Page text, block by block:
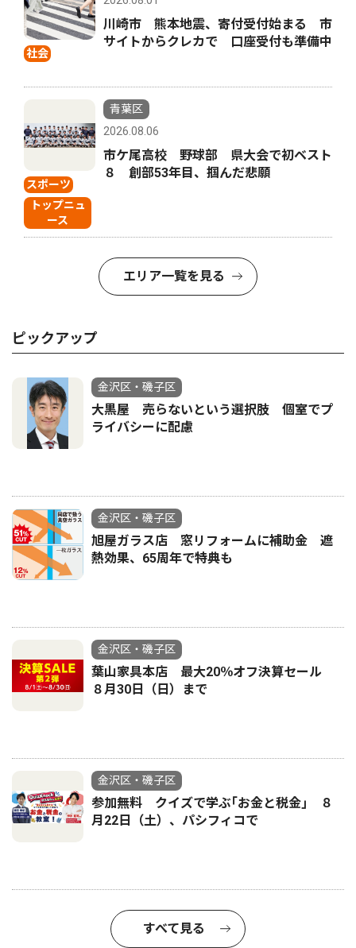
社会
川崎市 熊本地震、寄付受付始まる 市
サイトからクレカで 口座受付も準備中
スポーツ
トップニュ
ース
青葉区
2026.08.06
市ケ尾高校 野球部 県大会で初ベスト
８ 創部53年目、掴んだ悲願
エリア一覧を見る
ピックアップ
金沢区・磯子区
大黒屋 売らないという選択肢 個室でプ
ライバシーに配慮
金沢区・磯子区
旭屋ガラス店 窓リフォームに補助金 遮
熱効果、65周年で特典も
金沢区・磯子区
葉山家具本店 最大20％オフ決算セール
８月30日（日）まで
金沢区・磯子区
参加無料 クイズで学ぶ｢お金と税金｣ ８
月22日（土）、パシフィコで
すべて見る